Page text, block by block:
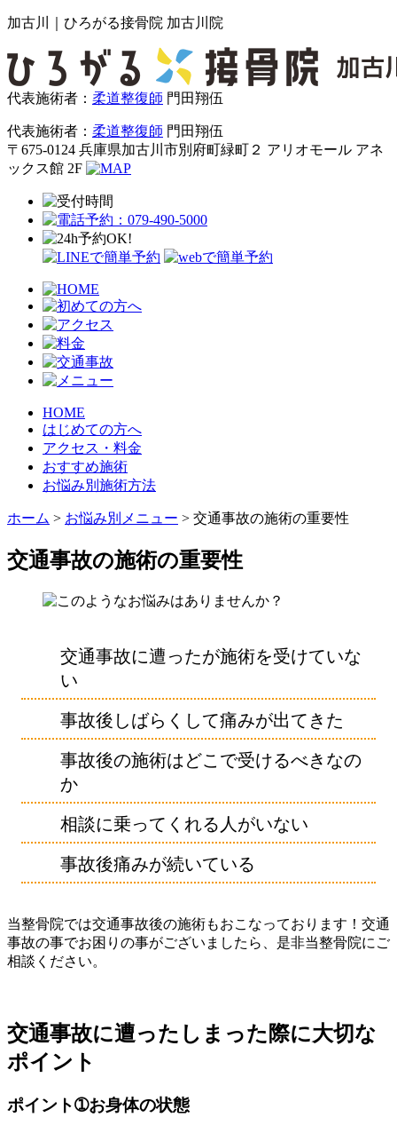
加古川｜ひろがる接骨院 加古川院
代表施術者： 柔道整復師 門田翔伍
代表施術者： 柔道整復師 門田翔伍
〒675-0124 兵庫県加古川市別府町緑町２ アリオモール アネ
ックス館 2F
HOME
はじめての方へ
アクセス・料金
おすすめ施術
お悩み別施術方法
ホーム > お悩み別メニュー > 交通事故の施術の重要性
交通事故の施術の重要性
交通事故に遭ったが施術を受けていな
い
事故後しばらくして痛みが出てきた
事故後の施術はどこで受けるべきなの
か
相談に乗ってくれる人がいない
事故後痛みが続いている
当整骨院では交通事故後の施術もおこなっております！交通
事故の事でお困りの事がございましたら、是非当整骨院にご
相談ください。
交通事故に遭ったしまった際に大切な
ポイント
ポイント➀お身体の状態